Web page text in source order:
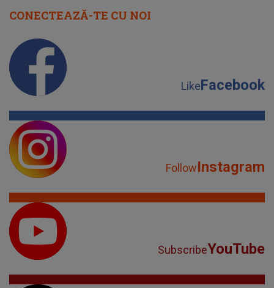
CONECTEAZĂ-TE CU NOI
LikeFacebook
FollowInstagram
SubscribeYouTube